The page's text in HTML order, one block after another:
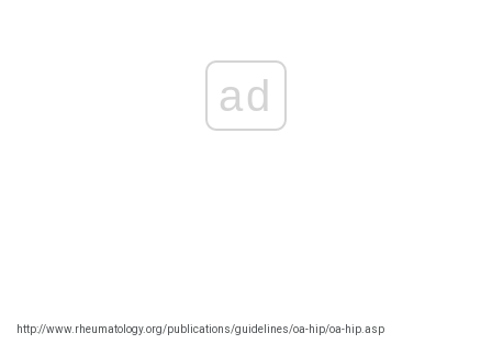
ad
http://www.rheumatology.org/publications/guidelines/oa-hip/oa-hip.asp